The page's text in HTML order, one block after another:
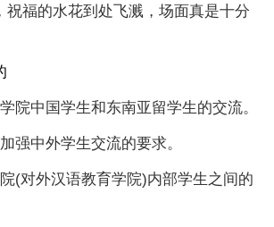
祝福的水花到处飞溅，场面真是十分
中国学生和东南亚留学生的交流。
中外学生交流的要求。
对外汉语教育学院)内部学生之间的